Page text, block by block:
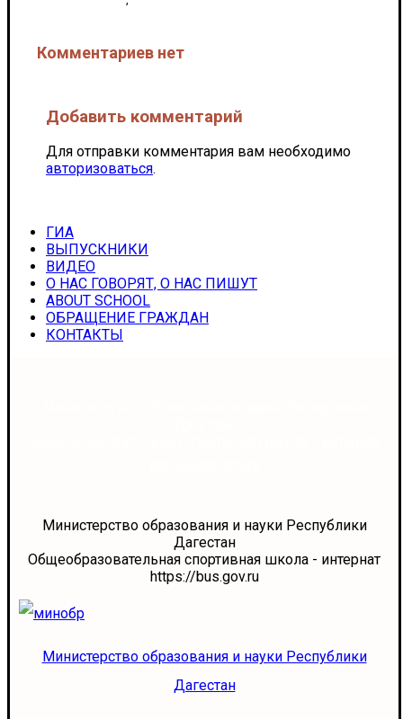
Комментариев нет
Добавить комментарий
Для отправки комментария вам необходимо
авторизоваться.
ГИА
ВЫПУСКНИКИ
ВИДЕО
О НАС ГОВОРЯТ, О НАС ПИШУТ
ABOUT SCHOOL
ОБРАЩЕНИЕ ГРАЖДАН
КОНТАКТЫ
Министерство образования и науки Республики
Дагестан
Общеобразовательная спортивная школа - интернат
https://bus.gov.ru
Министерство образования и науки Республики
Дагестан